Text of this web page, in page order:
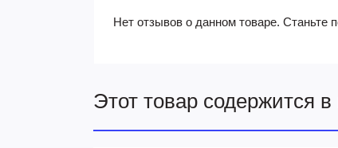
Нет отзывов о данном товаре. Станьте
Этот товар содержится в